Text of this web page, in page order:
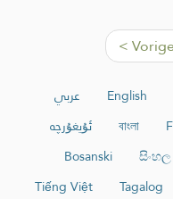
< Vorige
عربي English
ئۇيغۇرچە
বাংলা
Bosanski
සිංහල
Tiếng Việt
Tagalog